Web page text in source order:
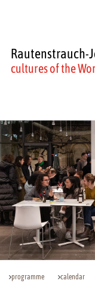
Rautenstrauch-
cultures of the
programme calendar